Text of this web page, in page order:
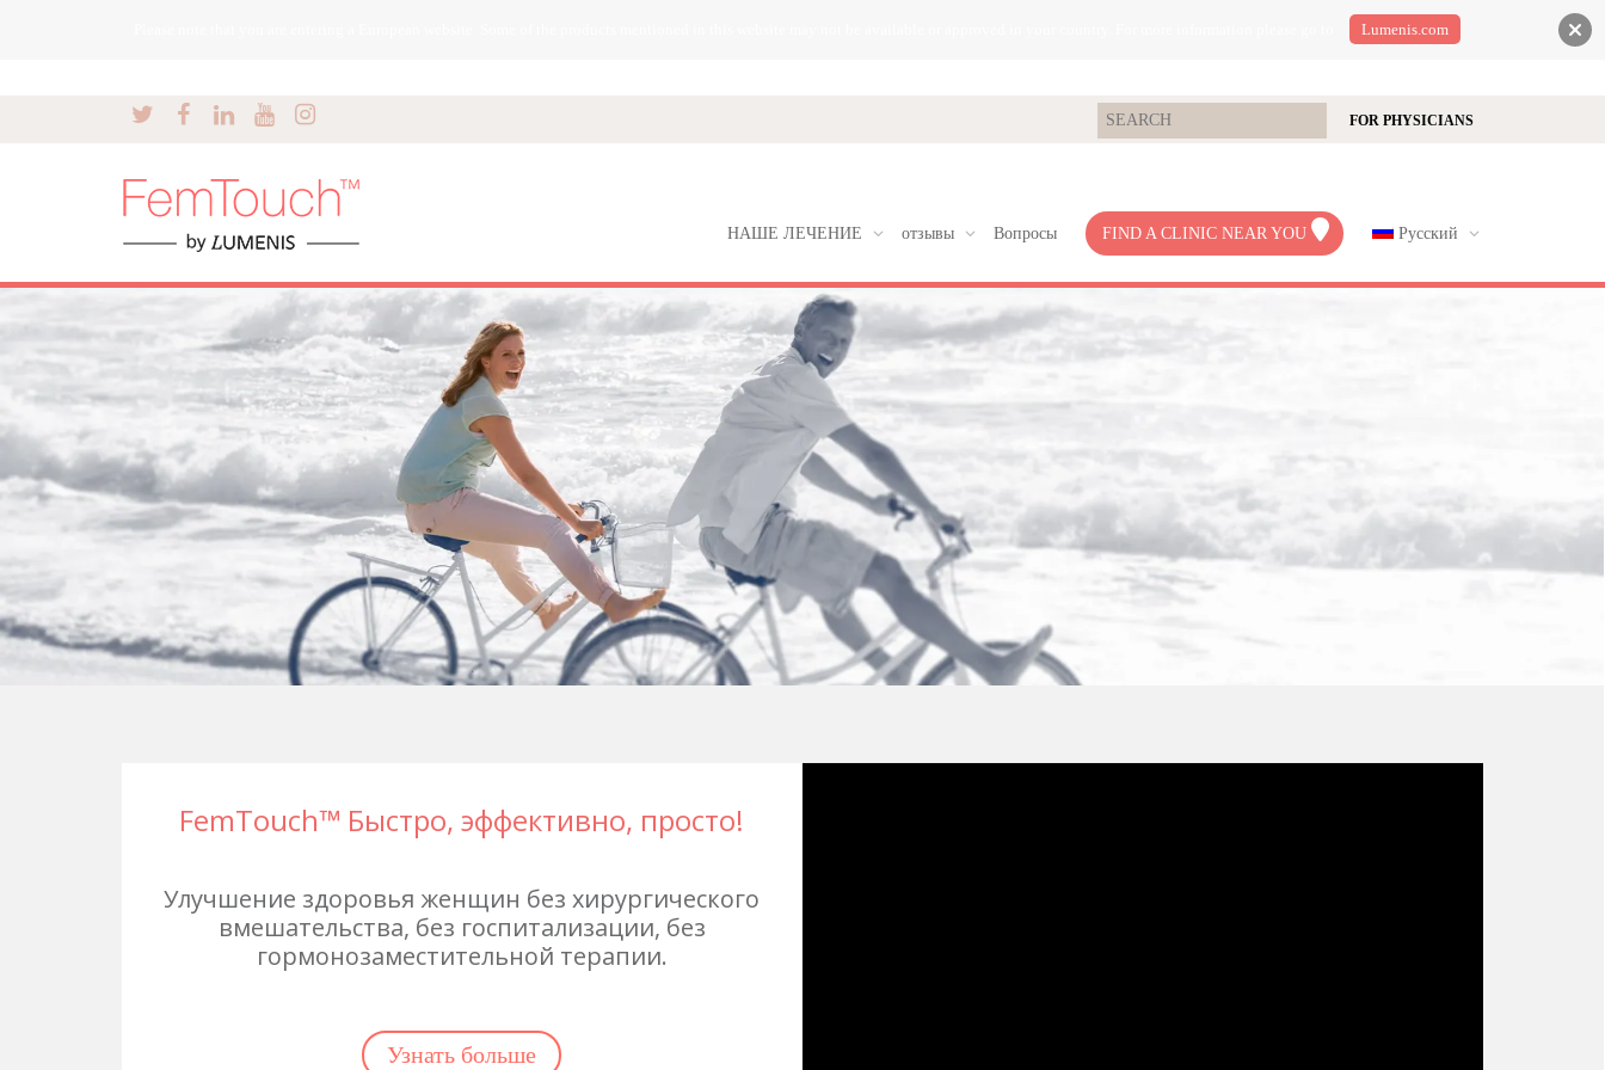
FOR PHYSICIANS
НАШЕ ЛЕЧЕНИЕ отзывы Вопросы FIND A CLINIC NEAR YOU Русский
FemTouch™ Быстро, эффективно, просто!
Улучшение здоровья женщин без хирургического
вмешательства, без госпитализации, без
гормонозаместительной терапии.
Узнать больше
Lumenis.com